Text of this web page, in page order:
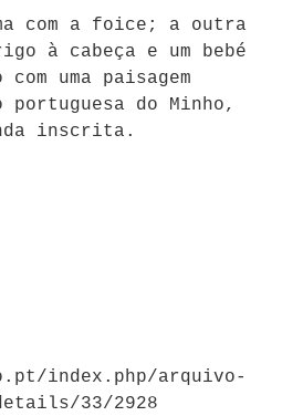
com a foice; a outra
à cabeça e um bebé
uma paisagem
do Minho,
inscrita.
index.php/arquivo-
33/2928